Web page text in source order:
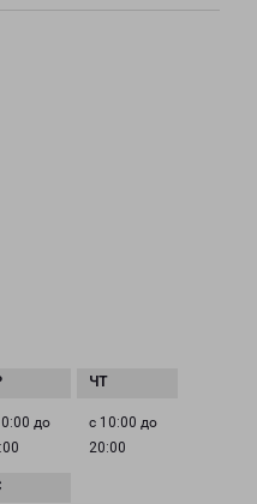
до
с 10:00 до
20:00